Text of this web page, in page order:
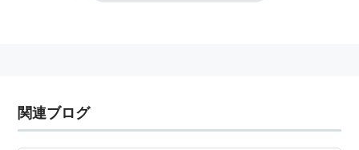
デッドハント
関連ブログ